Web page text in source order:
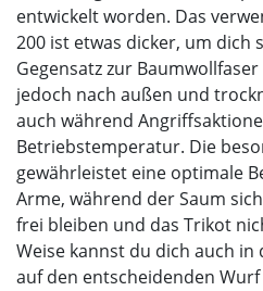
entwickelt worden. Das
200 ist etwas dicker, um dich
Gegensatz zur
jedoch nach außen und
auch während
Betriebstemperatur. Die
gewährleistet eine optimale
Arme, während der Saum
frei bleiben und das Trikot
Weise kannst du dich auch
auf den entscheidenden